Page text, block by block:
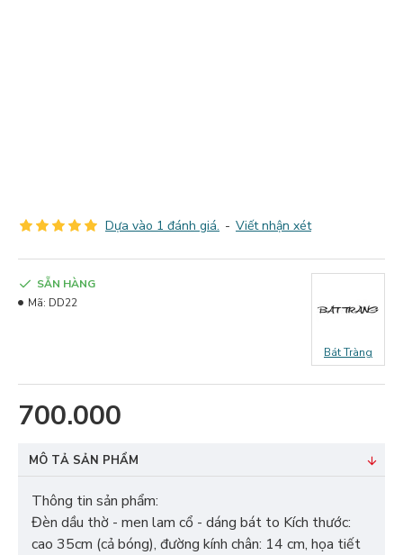
Dựa vào 1 đánh giá. - Viết nhận xét
700.000
SẴN HÀNG
Mã: DD22
Bát Tràng
MÔ TẢ SẢN PHẨM
Thông tin sản phẩm:
Đèn dầu thờ - men lam cổ - dáng bát to Kích thước:
cao 35cm (cả bóng), đường kính chân: 14 cm, họa tiết